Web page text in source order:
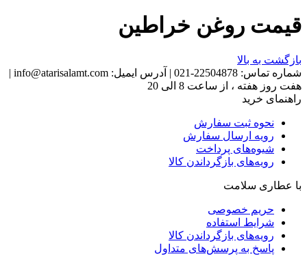
قیمت روغن خراطین
بازگشت به بالا
شماره تماس: 22504878-021
| آدرس ایمیل: info@atarisalamt.com
|
هفت روز هفته ، از ساعت 8 الی 20
راهنمای خرید
نحوه ثبت سفارش
رویه ارسال سفارش
شیوه‌های پرداخت
رویه‌های بازگرداندن کالا
با عطاری سلامت
حریم خصوصی
شرایط استفاده
رویه‌های بازگرداندن کالا
پاسخ به پرسش‌های متداول